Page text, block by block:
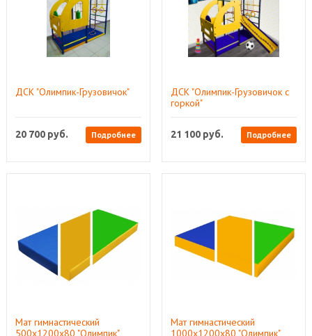
ДСК "Олимпик-Грузовичок"
20 700 руб. Подробнее
ДСК "Олимпик-Грузовичок с
горкой"
21 100 руб. Подробнее
Мат гимнастический
500x1200x80 "Олимпик"
Мат гимнастический
1000x1200x80 "Олимпик"